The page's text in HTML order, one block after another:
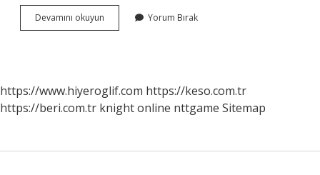
Devamını okuyun
Kelimesi
Yorum Bırak
https://www.hiyeroglif.com https://keso.com.tr
https://beri.com.tr knight online nttgame Sitemap